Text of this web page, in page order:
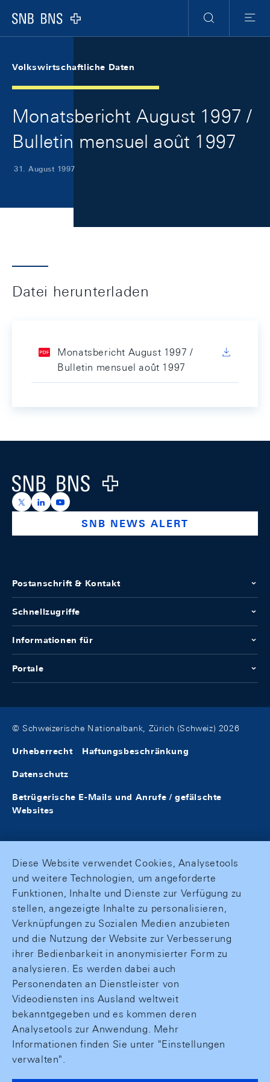
Logo
Suche
Menu
Volkswirtschaftliche Daten
Monatsbericht August 1997 /
Bulletin mensuel août 1997
31. August 1997
Datei herunterladen
Monatsbericht August 1997 /
Bulletin mensuel août 1997
Logo
https://x.com/snb_bns
https://ch.linkedin.com/company/swiss-national-
https://www.youtube.com/@swissnationalbank
SNB NEWS ALERT
Postanschrift & Kontakt
Schnellzugriffe
Informationen für
Portale
© Schweizerische Nationalbank, Zürich (Schweiz) 2026
Urheberrecht Haftungsbeschränkung
Datenschutz
Betrügerische E-Mails und Anrufe / gefälschte
Websites
Diese Website verwendet Cookies, Analysetools
und weitere Technologien, um angeforderte
Funktionen, Inhalte und Dienste zur Verfügung zu
stellen, angezeigte Inhalte zu personalisieren,
Verknüpfungen zu Sozialen Medien anzubieten
und die Nutzung der Website zur Verbesserung
ihrer Bedienbarkeit in anonymisierter Form zu
analysieren. Es werden dabei auch
Personendaten an Dienstleister von
Videodiensten ins Ausland weltweit
bekanntgegeben und es kommen deren
Analysetools zur Anwendung. Mehr
Informationen finden Sie unter "Einstellungen
verwalten".